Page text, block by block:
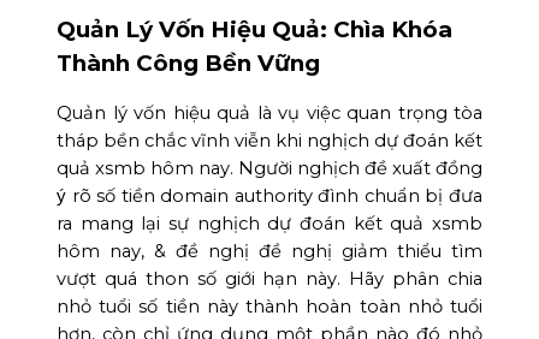
Quản Lý Vốn Hiệu Quả: Chìa Khóa
Thành Công Bền Vững
Quản lý vốn hiệu quả là vụ việc quan trọng tòa
tháp bền chắc vĩnh viễn khi nghịch dự đoán kết
quả xsmb hôm nay. Người nghịch đề xuất đồng
ý rõ số tiền domain authority đình chuẩn bị đưa
ra mang lại sự nghịch dự đoán kết quả xsmb
hôm nay, & đề nghị đề nghị giảm thiểu tìm
vượt quá thon số giới hạn này. Hãy phân chia
nhỏ tuổi số tiền này thành hoàn toàn nhỏ tuổi
hơn, còn chỉ ứng dụng một phần nào đó nhỏ